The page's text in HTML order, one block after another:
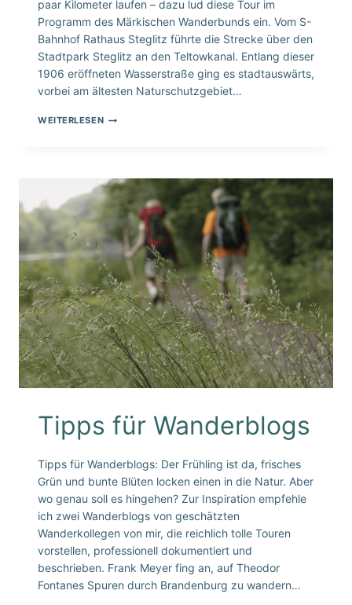
paar Kilometer laufen – dazu lud diese Tour im
Programm des Märkischen Wanderbunds ein. Vom S-
Bahnhof Rathaus Steglitz führte die Strecke über den
Stadtpark Steglitz an den Teltowkanal. Entlang dieser
1906 eröffneten Wasserstraße ging es stadtauswärts,
vorbei am ältesten Naturschutzgebiet…
WEITERLESEN ZUM
FEIERABENDTOUR
TELTOWKANAL
Tipps für Wanderblogs
Tipps für Wanderblogs: Der Frühling ist da, frisches
Grün und bunte Blüten locken einen in die Natur. Aber
wo genau soll es hingehen? Zur Inspiration empfehle
ich zwei Wanderblogs von geschätzten
Wanderkollegen von mir, die reichlich tolle Touren
vorstellen, professionell dokumentiert und
beschrieben. Frank Meyer fing an, auf Theodor
Fontanes Spuren durch Brandenburg zu wandern…